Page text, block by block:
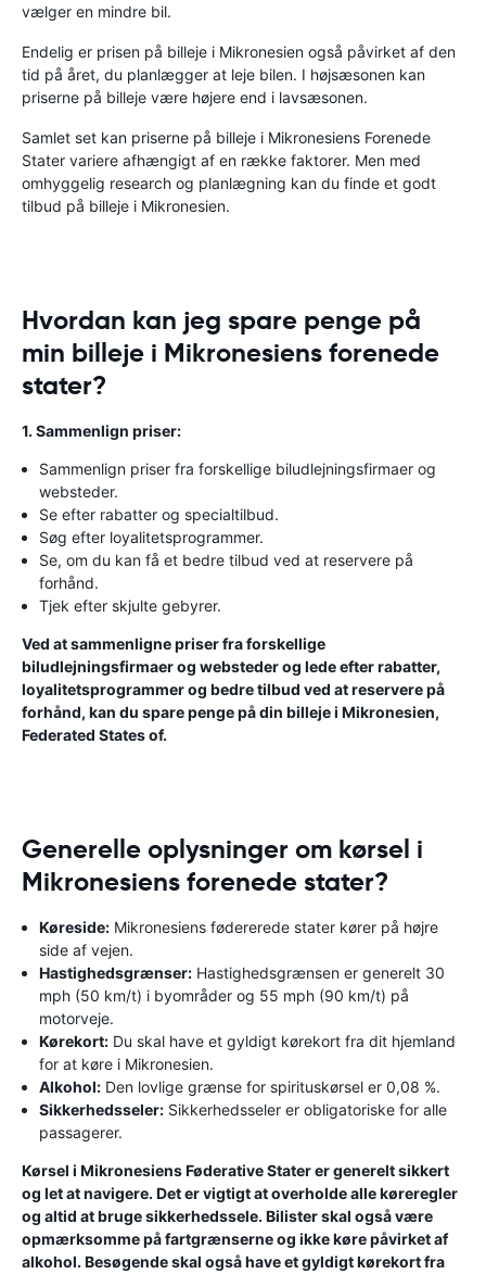
vælger en mindre bil.
Endelig er prisen på billeje i Mikronesien også påvirket af den
tid på året, du planlægger at leje bilen. I højsæsonen kan
priserne på billeje være højere end i lavsæsonen.
Samlet set kan priserne på billeje i Mikronesiens Forenede
Stater variere afhængigt af en række faktorer. Men med
omhyggelig research og planlægning kan du finde et godt
tilbud på billeje i Mikronesien.
Hvordan kan jeg spare penge på
min billeje i Mikronesiens forenede
stater?
1. Sammenlign priser:
Sammenlign priser fra forskellige biludlejningsfirmaer og
websteder.
Se efter rabatter og specialtilbud.
Søg efter loyalitetsprogrammer.
Se, om du kan få et bedre tilbud ved at reservere på
forhånd.
Tjek efter skjulte gebyrer.
Ved at sammenligne priser fra forskellige
biludlejningsfirmaer og websteder og lede efter rabatter,
loyalitetsprogrammer og bedre tilbud ved at reservere på
forhånd, kan du spare penge på din billeje i Mikronesien,
Federated States of.
Generelle oplysninger om kørsel i
Mikronesiens forenede stater?
Køreside: Mikronesiens fødererede stater kører på højre
side af vejen.
Hastighedsgrænser: Hastighedsgrænsen er generelt 30
mph (50 km/t) i byområder og 55 mph (90 km/t) på
motorveje.
Kørekort: Du skal have et gyldigt kørekort fra dit hjemland
for at køre i Mikronesien.
Alkohol: Den lovlige grænse for spirituskørsel er 0,08 %.
Sikkerhedsseler: Sikkerhedsseler er obligatoriske for alle
passagerer.
Kørsel i Mikronesiens Føderative Stater er generelt sikkert
og let at navigere. Det er vigtigt at overholde alle køreregler
og altid at bruge sikkerhedssele. Bilister skal også være
opmærksomme på fartgrænserne og ikke køre påvirket af
alkohol. Besøgende skal også have et gyldigt kørekort fra